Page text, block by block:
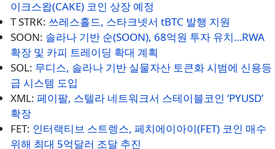
이크스왑(CAKE) 코인 상장 예정
T STRK: 쓰레스홀드, 스타크넷서 tBTC 발행 지원
SOON: 솔라나 기반 순(SOON), 68억원 투자 유치…RWA
확장 및 카피 트레이딩 확대 계획
SOL: 무디스, 솔라나 기반 실물자산 토큰화 시범에 신용등
급 시스템 도입
XML: 페이팔, 스텔라 네트워크서 스테이블코인 ‘PYUSD’
확장
FET: 인터랙티브 스트렝스, 페치에이아이(FET) 코인 매수
위해 최대 5억달러 조달 추진